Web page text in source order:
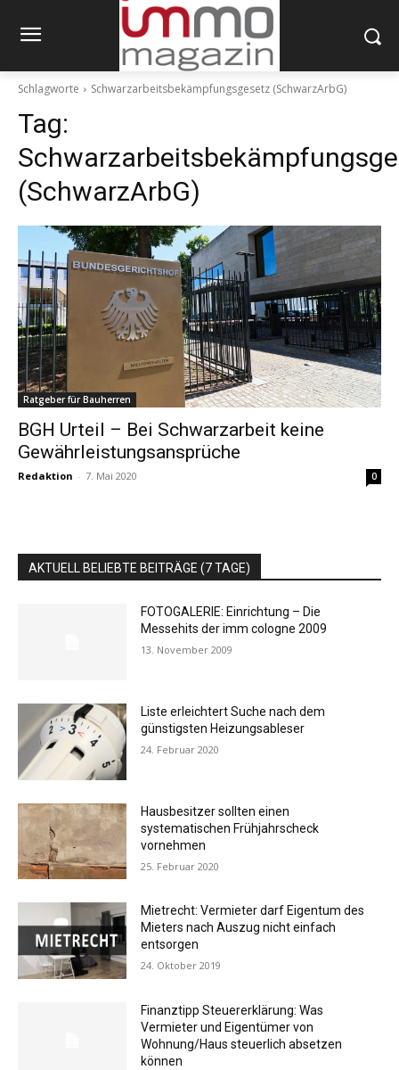
Schlagworte Schwarzarbeitsbekämpfungsgesetz (SchwarzArbG)
Tag:
(SchwarzArbG)
Ratgeber für Bauherren
BGH Urteil – Bei Schwarzarbeit keine
Gewährleistungsansprüche
Redaktion - 7. Mai 2020 0
AKTUELL BELIEBTE BEITRÄGE (7 TAGE)
FOTOGALERIE: Einrichtung – Die
Messehits der imm cologne 2009
13. November 2009
Liste erleichtert Suche nach dem
günstigsten Heizungsableser
24. Februar 2020
Hausbesitzer sollten einen
systematischen Frühjahrscheck
vornehmen
25. Februar 2020
Mietrecht: Vermieter darf Eigentum des
Mieters nach Auszug nicht einfach
entsorgen
24. Oktober 2019
Finanztipp Steuererklärung: Was
Vermieter und Eigentümer von
Wohnung/Haus steuerlich absetzen
können